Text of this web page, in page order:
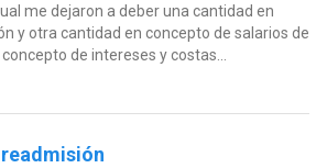
me dejaron a deber una cantidad en
y otra cantidad en concepto de salarios de
de intereses y costas...